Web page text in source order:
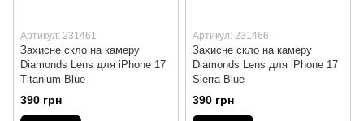
Артикул: 231461
Захисне скло на камеру
Diamonds Lens для iPhone 17
Titanium Blue
390 грн
Артикул: 231466
Захисне скло на камеру
Diamonds Lens для iPhone 17
Sierra Blue
390 грн